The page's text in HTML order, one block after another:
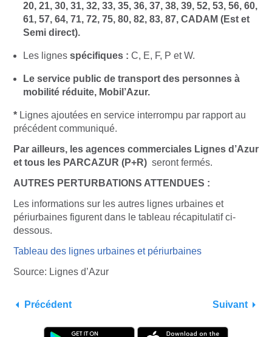
20, 21, 30, 31, 32, 33, 35, 36, 37, 38, 39, 52, 53, 56, 60,
61, 57, 64, 71, 72, 75, 80, 82, 83, 87, CADAM (Est et
Semi direct).
Les lignes spécifiques : C, E, F, P et W.
Le service public de transport des personnes à
mobilité réduite, Mobil’Azur.
* Lignes ajoutées en service interrompu par rapport au
précédent communiqué.
Par ailleurs, les agences commerciales Lignes d’Azur
et tous les PARCAZUR (P+R) seront fermés.
AUTRES PERTURBATIONS ATTENDUES :
Les informations sur les autres lignes urbaines et
périurbaines figurent dans le tableau récapitulatif ci-
dessous.
Tableau des lignes urbaines et périurbaines
Source: Lignes d’Azur
Précédent Suivant